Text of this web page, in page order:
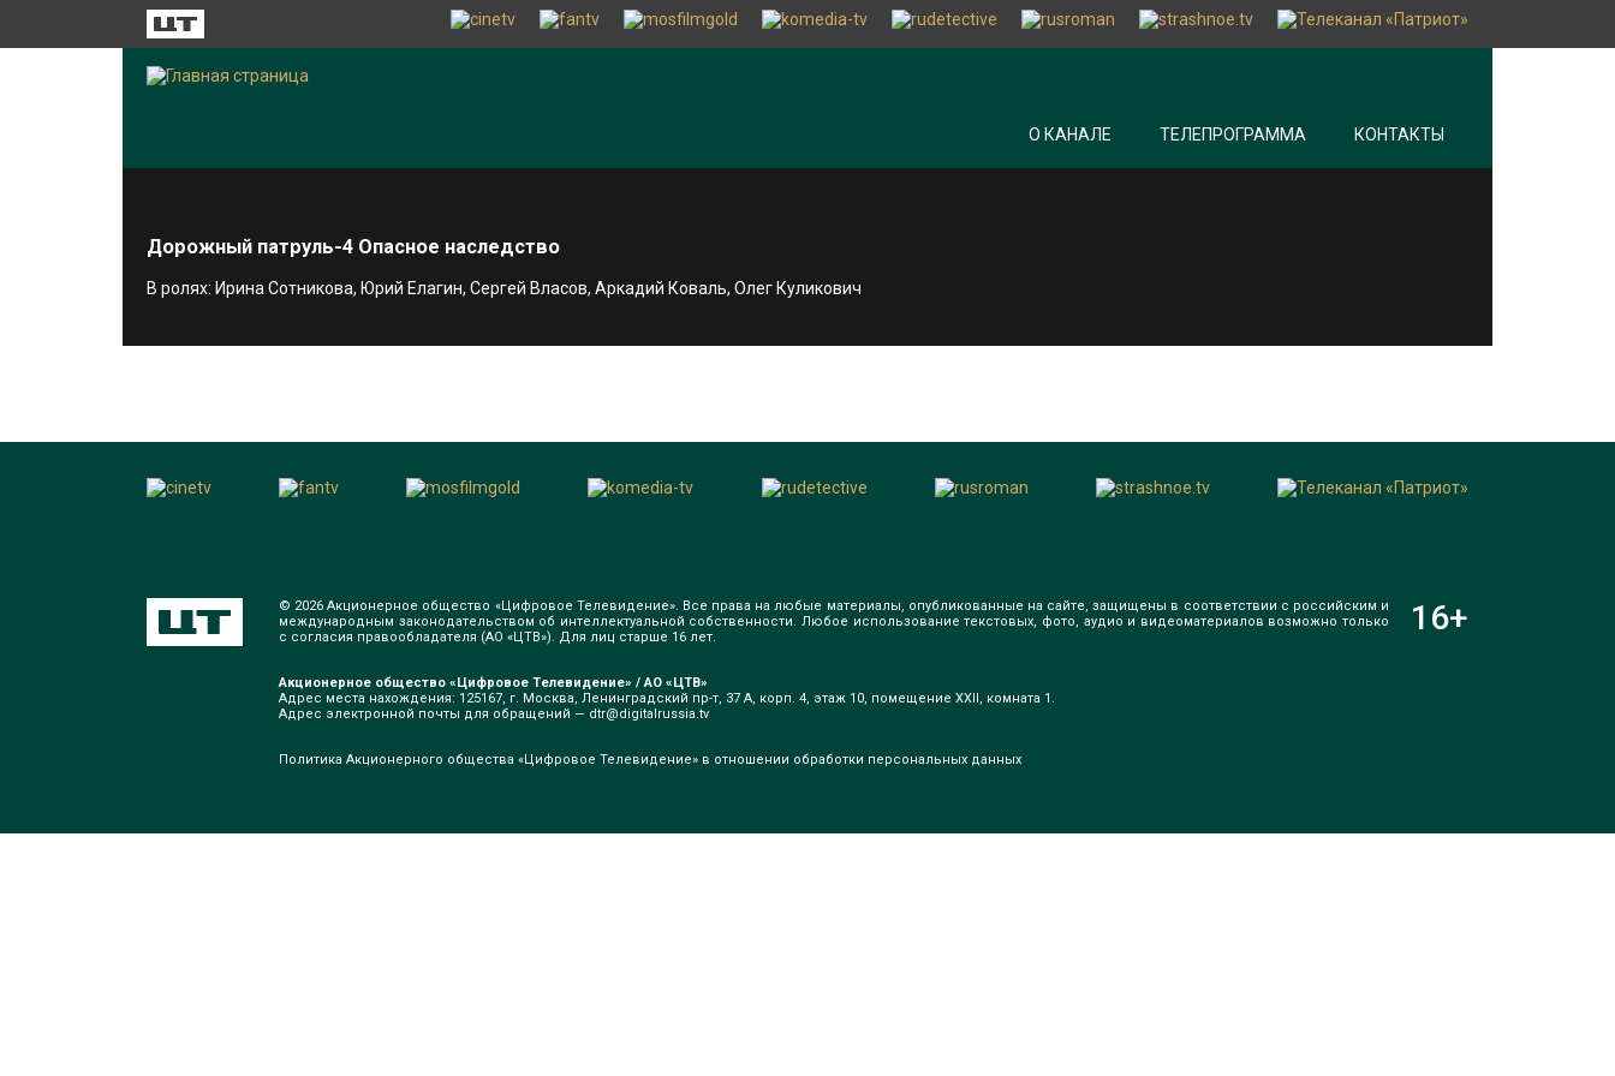
О КАНАЛЕ ТЕЛЕПРОГРАММА КОНТАКТЫ
Дорожный патруль-4 Опасное наследство
В ролях: Ирина Сотникова, Юрий Елагин, Сергей Власов, Аркадий Коваль, Олег Куликович
© 2026 Акционерное общество «Цифровое Телевидение». Все права на любые материалы, опубликованные на сайте, защищены в соответствии с российским и
международным законодательством об интеллектуальной собственности. Любое использование текстовых, фото, аудио и видеоматериалов возможно только
с согласия правообладателя (АО «ЦТВ»). Для лиц старше 16 лет.
Акционерное общество «Цифровое Телевидение» / АО «ЦТВ»
Адрес места нахождения: 125167, г. Москва, Ленинградский пр-т, 37 А, корп. 4, этаж 10, помещение XXII, комната 1.
Адрес электронной почты для обращений — dtr@digitalrussia.tv
Политика Акционерного общества «Цифровое Телевидение» в отношении обработки персональных данных
16+